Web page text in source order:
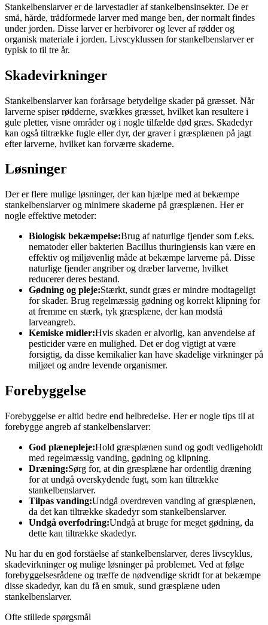
Stankelbenslarver er de larvestadier af stankelbensinsekter. De er
små, hårde, trådformede larver med mange ben, der normalt findes
under jorden. Disse larver er herbivorer og lever af rødder og
organisk materiale i jorden. Livscyklussen for stankelbenslarver er
typisk to til tre år.
Skadevirkninger
Stankelbenslarver kan forårsage betydelige skader på græsset. Når
larverne spiser rødderne, svækkes græsset, hvilket kan resultere i
gule pletter, visne områder og i nogle tilfælde død græs. Skadedyr
kan også tiltrække fugle eller dyr, der graver i græsplænen på jagt
efter larverne, hvilket kan forværre skaderne.
Løsninger
Der er flere mulige løsninger, der kan hjælpe med at bekæmpe
stankelbenslarver og minimere skaderne på græsplænen. Her er
nogle effektive metoder:
Biologisk bekæmpelse:Brug af naturlige fjender som f.eks.
nematoder eller bakterien Bacillus thuringiensis kan være en
effektiv og miljøvenlig måde at bekæmpe larverne på. Disse
naturlige fjender angriber og dræber larverne, hvilket
reducerer deres bestand.
Gødning og pleje:Stærkt, sundt græs er mindre modtageligt
for skader. Brug regelmæssig gødning og korrekt klipning for
at fremme en stærk, tyk græsplæne, der kan modstå
larveangreb.
Kemiske midler:Hvis skaden er alvorlig, kan anvendelse af
pesticider være en mulighed. Det er dog vigtigt at være
forsigtig, da disse kemikalier kan have skadelige virkninger på
miljøet og andre levende organismer.
Forebyggelse
Forebyggelse er altid bedre end helbredelse. Her er nogle tips til at
forebygge angreb af stankelbenslarver:
God plænepleje:Hold græsplænen sund og godt vedligeholdt
med regelmæssig vanding, gødning og klipning.
Dræning:Sørg for, at din græsplæne har ordentlig dræning
for at undgå overskydende fugt, som kan tiltrække
stankelbenslarver.
Tilpas vanding:Undgå overdreven vanding af græsplænen,
da det kan tiltrække skadedyr som stankelbenslarver.
Undgå overfodring:Undgå at bruge for meget gødning, da
dette kan tiltrække skadedyr.
Nu har du en god forståelse af stankelbenslarver, deres livscyklus,
skadevirkninger og mulige løsninger på problemet. Ved at følge
forebyggelsesrådene og træffe de nødvendige skridt for at bekæmpe
disse skadedyr, kan du få en smuk, sund græsplæne uden
stankelbenslarver.
Ofte stillede spørgsmål